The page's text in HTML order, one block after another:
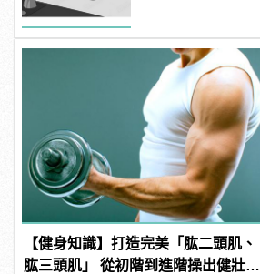
【健身知識】打造完美「肱二頭肌、
肱三頭肌」 從初階到進階操出健壯手